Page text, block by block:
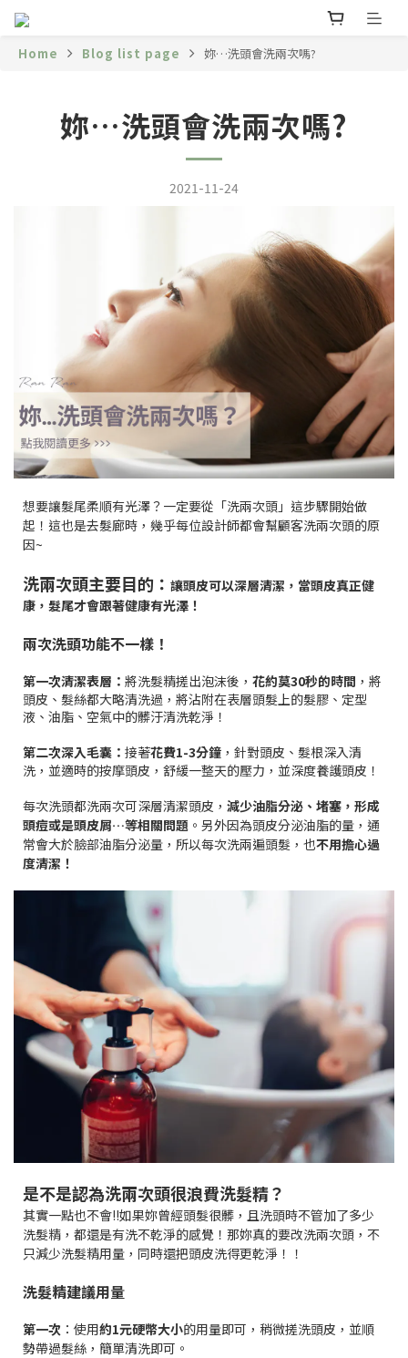
Home Blog list page 妳…洗頭會洗兩次嗎?
妳…洗頭會洗兩次嗎?
2021-11-24
想要讓髮尾柔順有光澤？一定要從「洗兩次頭」這步驟開始做
起！這也是去髮廊時，幾乎每位設計師都會幫顧客洗兩次頭的原
因~
洗兩次頭主要目的 ： 讓頭皮可以深層清潔，當頭皮真正健
康，髮尾才會跟著健康有光澤！
兩次洗頭功能不一樣！
第一次清潔表層： 將洗髮精搓出泡沫後， 花約莫30秒的時間 ，將
頭皮、髮絲都大略清洗過，將沾附在表層頭髮上的髮膠、定型
液、油脂、空氣中的髒汙清洗乾淨！
第二次深入毛囊： 接著花費1-3分鐘 ，針對頭皮、髮根深入清
洗，並適時的按摩頭皮，舒緩一整天的壓力，並深度養護頭皮！
每次洗頭都洗兩次可深層清潔頭皮， 減少油脂分泌、堵塞，形成
頭痘或是頭皮屑…等相關問題 。另外因為頭皮分泌油脂的量，通
常會大於臉部油脂分泌量，所以每次洗兩遍頭髮，也不用擔心過
度清潔！
是不是認為洗兩次頭很浪費洗髮精？
其實一點也不會!!如果妳曾經頭髮很髒，且洗頭時不管加了多少
洗髮精，都還是有洗不乾淨的感覺！那妳真的要改洗兩次頭，不
只減少洗髮精用量，同時還把頭皮洗得更乾淨！！
洗髮精建議用量
第一次 ：使用約1元硬幣大小的用量即可，稍微搓洗頭皮，並順
勢帶過髮絲，簡單清洗即可。